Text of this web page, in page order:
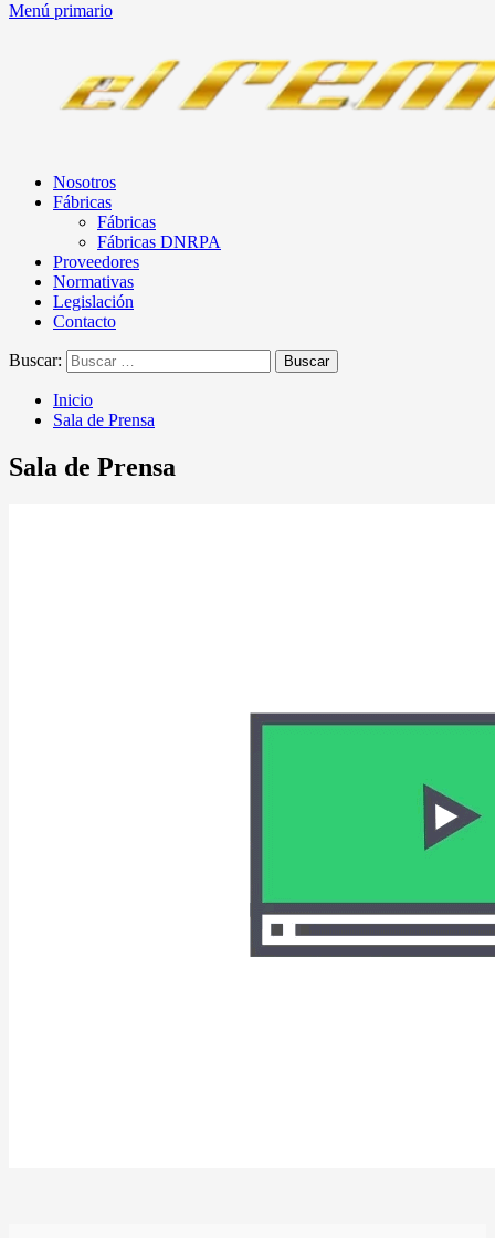
Menú primario
Nosotros
Fábricas
Fábricas
Fábricas DNRPA
Proveedores
Normativas
Legislación
Contacto
Buscar:
Inicio
Sala de Prensa
Sala de Prensa